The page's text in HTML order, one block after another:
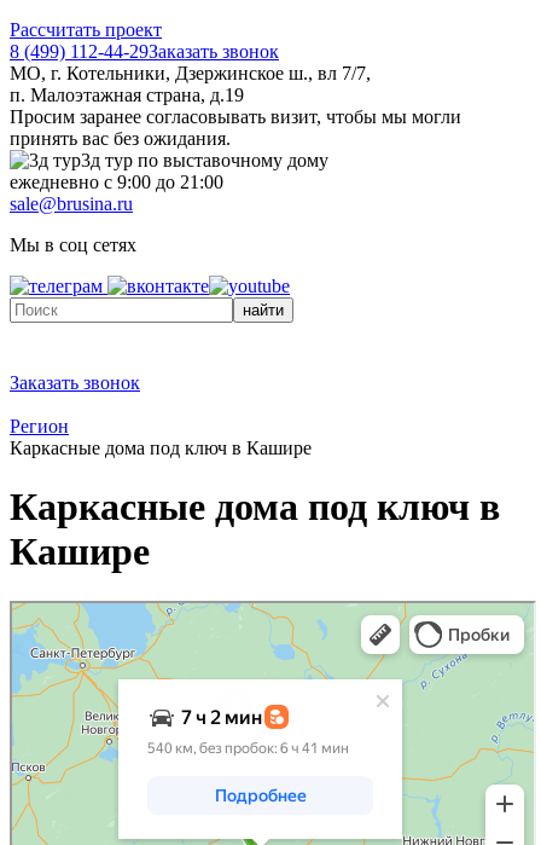
Рассчитать проект
8 (499) 112-44-29Заказать звонок
МО, г. Котельники, Дзержинское ш., вл 7/7,
п. Малоэтажная страна, д.19
Просим заранее согласовывать визит, чтобы мы могли
принять вас без ожидания.
3д тур по выставочному дому
ежедневно с 9:00 до 21:00
sale@brusina.ru
Мы в соц сетях
найти
Заказать звонок
Регион
Каркасные дома под ключ в Кашире
Каркасные дома под ключ в
Кашире